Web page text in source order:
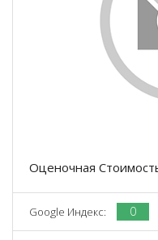
Оценочная
Google Индекс: 0